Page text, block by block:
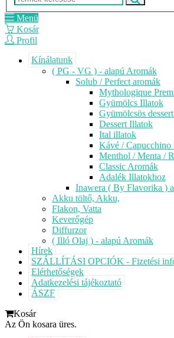
Menü
Kosár
Profil
Kínálatunk
( PG - VG ) - alapú Aromák
Solub / Perfect aromák
Mythologique
Gyümölcs Illatok
Gyümölcsös
Dessert Illatok
Ital illatok
Kávé / Capucchino
Menthol / Menta /
Classic Aromák
Adalék Illatokhoz
Inawera ( By Flavorika )
Akku töltő, Akku,
Flakon, Vatta
Keverőgép
Diffurzor
( Illó Olaj ) - alapú Aromák
Hírek
SZÁLLÍTÁSI OPCIÓK - Fizetési
Elérhetőségek
Adatkezelési tájékoztató
ÁSZF
Kosár
Az Ön kosara üres.